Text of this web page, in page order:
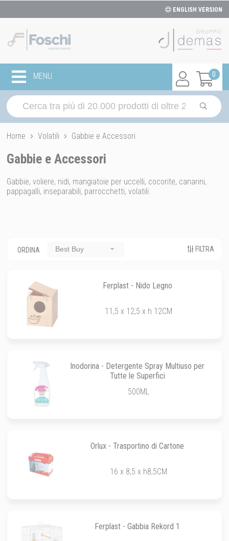
ENGLISH VERSION
0
MENU
Home Volatili Gabbie e Accessori
Gabbie e Accessori
Gabbie, voliere, nidi, mangiatoie per uccelli, cocorite, canarini,
pappagalli, inseparabili, parrocchetti, volatili.
ORDINA Best Buy FILTRA
Ferplast - Nido Legno
11,5 x 12,5 x h 12CM
Inodorina - Detergente Spray Multiuso per
Tutte le Superfici
500ML
Orlux - Trasportino di Cartone
16 x 8,5 x h8,5CM
Ferplast - Gabbia Rekord 1